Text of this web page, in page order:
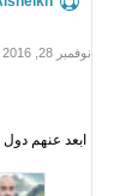
نوفمبر 28, 2016 at 10:25 م
ابعد عنهم دول